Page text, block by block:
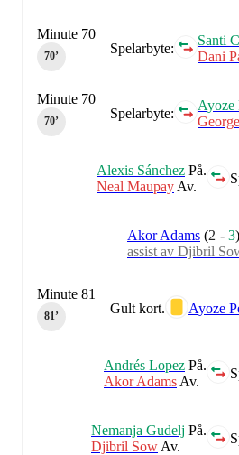
Spelarbyte:
Santi
Dani
Minute 70
70‎’‎
Spelarbyte:
Ayoze
Minute 70
70‎’‎
Alexis Sánchez På.
Neal Maupay Av.
Akor Adams (2 -3)
assist av Djibril
Gult kort. Ayoze
Minute 81
81‎’‎
Andrés Lopez På.
Akor Adams Av.
Nemanja Gudelj På.
Djibril Sow Av.